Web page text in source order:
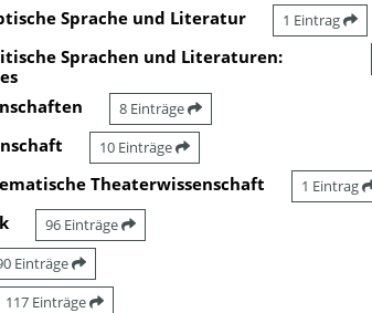
Sprache und Literatur 1 Eintrag
Sprachen und Literaturen:
8 Einträge
10 Einträge
Theaterwissenschaft 1 Eintrag
96 Einträge
Einträge
117 Einträge